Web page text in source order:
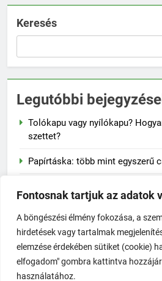
Fontosnak tartjuk az adatok
A böngészési élmény fokozása, a
hirdetések vagy tartalmak
elemzése érdekében sütiket (cookie)
elfogadom" gombra kattintva
használatához.
Keresés
Legutóbbi
Tolókapu vagy nyílókapu?
szettet?
Papírtáska: több mint egyszerű
falon
A szalvéta fontossága a
Hogyan előzd meg a jojó-